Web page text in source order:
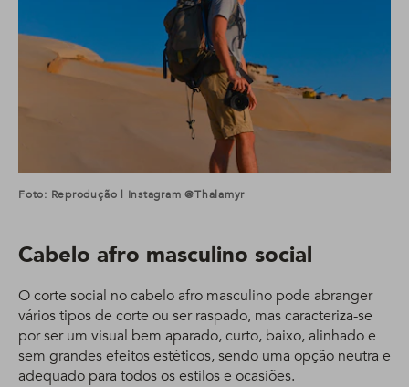
Foto: Reprodução | Instagram @thalamyr
Cabelo afro masculino social
O corte social no cabelo afro masculino pode abranger
vários tipos de corte ou ser raspado, mas caracteriza-se
por ser um visual bem aparado, curto, baixo, alinhado e
sem grandes efeitos estéticos, sendo uma opção neutra e
adequado para todos os estilos e ocasiões.